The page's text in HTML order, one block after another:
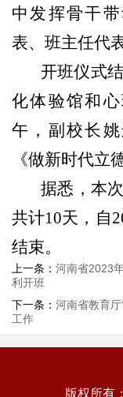
中发挥骨干
表、班主任代
开班仪式
化体验馆和
午，副校长
《做新时代立
据悉，本
共计10天，自
结束。
上一条： 河南省2023
利开班
下一条： 河南省教育
工作